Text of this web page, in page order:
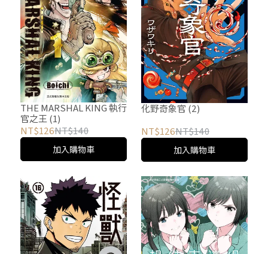
THE MARSHAL KING 執行
官之王 (1)
NT$126NT$140
加入購物車
化野奇象官 (2)
NT$126NT$140
加入購物車